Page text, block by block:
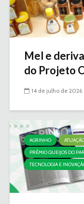
Mel e
do Projeto
14 de julho de 2026
AGRINHO
PRÊMIO QUEIJOS DO
TECNOLOGIA E